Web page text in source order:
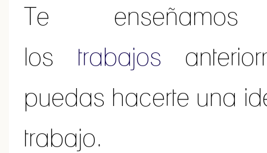
Te
los trabajos
puedas hacerte una
trabajo.